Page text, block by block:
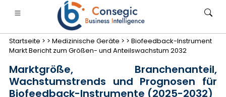
Startseite > > Medizinische Geräte > > Biofeedback-Instrument
Markt Bericht zum Größen- und Anteilswachstum 2032
Marktgröße, Branchenanteil,
Wachstumstrends und Prognosen für
Biofeedback-Instrumente (2025-2032)